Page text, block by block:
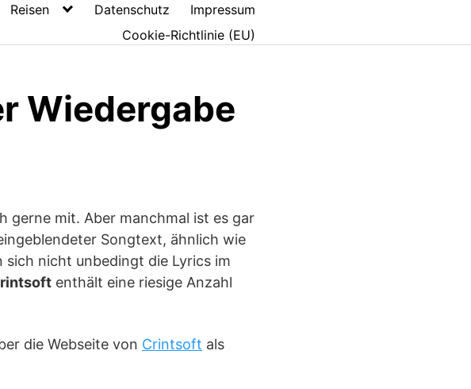
Reisen Datenschutz
Impressum
Cookie-Richtlinie (EU)
Wiedergabe
gerne mit. Aber manchmal ist es gar
Songtext, ähnlich wie
sich nicht unbedingt die Lyrics im
enthält eine riesige Anzahl
die Webseite von Crintsoft als